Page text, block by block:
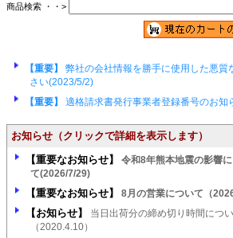
商品検索 ・・>
【重要】
弊社の会社情報を勝手に使用した悪質
さい(2023/5/2)
【重要】
適格請求書発行事業者登録番号のお知
お知らせ （クリックで詳細を表示します）
【重要なお知らせ】
令和8年熊本地震の影響
て(2026/7/29)
【重要なお知らせ】 8月の営業について（
【お知らせ】
当日出荷分の締め切り時間につ
（2020.4.10）